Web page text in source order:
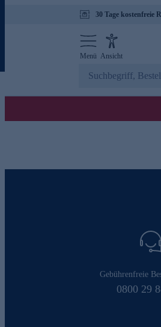
30 Tage kostenfreie
Menü Ansicht
Gebührenfreie
0800 29